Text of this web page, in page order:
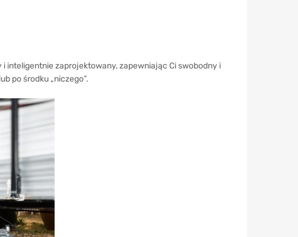
i inteligentnie zaprojektowany, zapewniając Ci swobodny i
po środku „niczego”.